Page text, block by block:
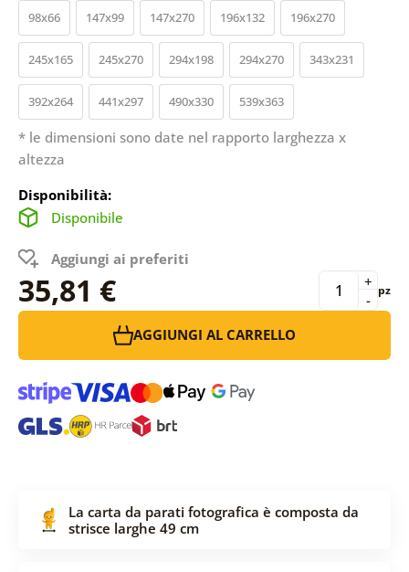
98x66 147x99 147x270 196x132 196x270
245x165 245x270 294x198 294x270 343x231
392x264 441x297 490x330 539x363
* le dimensioni sono date nel rapporto larghezza x
altezza
Disponibilità:
Disponibile
Aggiungi ai preferiti
35,81 € -
+ pz
AGGIUNGI AL CARRELLO
La carta da parati fotografica è composta da
strisce larghe 49 cm